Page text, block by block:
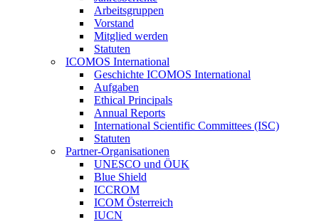
Arbeitsgruppen
Vorstand
Mitglied werden
Statuten
ICOMOS International
Geschichte ICOMOS International
Aufgaben
Ethical Principals
Annual Reports
International Scientific Committees (ISC)
Statuten
Partner-Organisationen
UNESCO und ÖUK
Blue Shield
ICCROM
ICOM Österreich
IUCN